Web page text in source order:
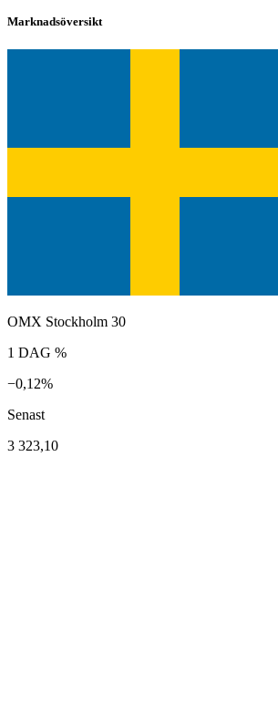
Marknadsöversikt
OMX Stockholm 30
1 DAG %
−0,12%
Senast
3 323,10